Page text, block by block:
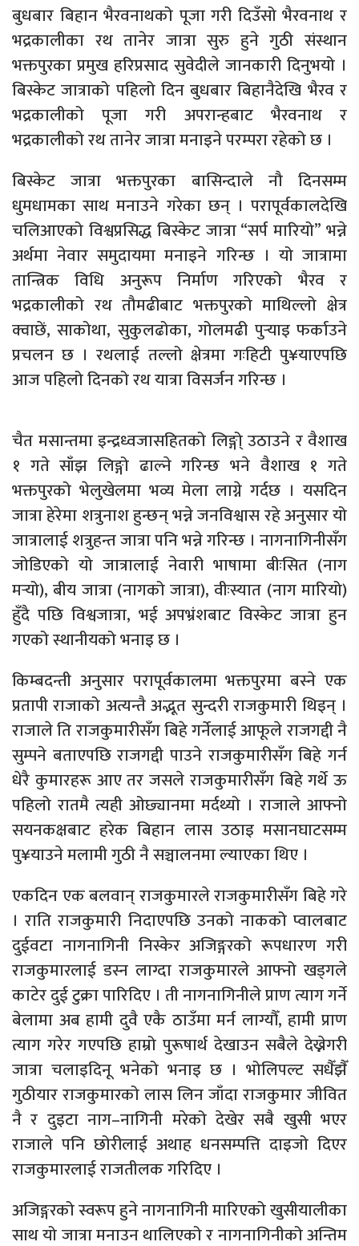
बुधबार बिहान भैरवनाथको पूजा गरी दिउँसो भैरवनाथ र
भद्रकालीका रथ तानेर जात्रा सुरु हुने गुठी संस्थान
भक्तपुरका प्रमुख हरिप्रसाद सुवेदीले जानकारी दिनुभयो ।
बिस्केट जात्राको पहिलो दिन बुधबार बिहानैदेखि भैरव र
भद्रकालीको पूजा गरी अपरान्हबाट भैरवनाथ र
भद्रकालीको रथ तानेर जात्रा मनाइने परम्परा रहेको छ ।
बिस्केट जात्रा भक्तपुरका बासिन्दाले नौ दिनसम्म
धुमधामका साथ मनाउने गरेका छन् । परापूर्वकालदेखि
चलिआएको विश्वप्रसिद्ध बिस्केट जात्रा “सर्प मारियो” भन्ने
अर्थमा नेवार समुदायमा मनाइने गरिन्छ । यो जात्रामा
तान्त्रिक विधि अनुरूप निर्माण गरिएको भैरव र
भद्रकालीको रथ तौमढीबाट भक्तपुरको माथिल्लो क्षेत्र
क्वाछें, साकोथा, सुकुलढोका, गोलमढी पुर्‍याइ फर्काउने
प्रचलन छ । रथलाई तल्लो क्षेत्रमा गःहिटी पु¥याएपछि
आज पहिलो दिनको रथ यात्रा विसर्जन गरिन्छ ।
चैत मसान्तमा इन्द्रध्वजासहितको लिङ्गो् उठाउने र वैशाख
१ गते साँझ लिङ्गो ढाल्ने गरिन्छ भने वैशाख १ गते
भक्तपुरको भेलुखेलमा भव्य मेला लाग्ने गर्दछ । यसदिन
जात्रा हेरेमा शत्रुनाश हुन्छन् भन्ने जनविश्वास रहे अनुसार यो
जात्रालाई शत्रुहन्त जात्रा पनि भन्ने गरिन्छ । नागनागिनीसँग
जोडिएको यो जात्रालाई नेवारी भाषामा बीःसित (नाग
मर्‍यो), बीय जात्रा (नागको जात्रा), वीःस्यात (नाग मारियो)
हुँदै पछि विश्वजात्रा, भई अपभ्रंशबाट विस्केट जात्रा हुन
गएको स्थानीयको भनाइ छ ।
किम्बदन्ती अनुसार परापूर्वकालमा भक्तपुरमा बस्ने एक
प्रतापी राजाको अत्यन्तै अद्भूत सुन्दरी राजकुमारी थिइन् ।
राजाले ति राजकुमारीसँग बिहे गर्नेलाई आफूले राजगद्दी नै
सुम्पने बताएपछि राजगद्दी पाउने राजकुमारीसँग बिहे गर्न
धेरै कुमारहरू आए तर जसले राजकुमारीसँग बिहे गर्थे ऊ
पहिलो रातमै त्यही ओछ्यानमा मर्दथ्यो । राजाले आफ्नो
सयनकक्षबाट हरेक बिहान लास उठाइ मसानघाटसम्म
पु¥याउने मलामी गुठी नै सञ्चालनमा ल्याएका थिए ।
एकदिन एक बलवान् राजकुमारले राजकुमारीसँग बिहे गरे
। राति राजकुमारी निदाएपछि उनको नाकको प्वालबाट
दुईवटा नागनागिनी निस्केर अजिङ्गरको रूपधारण गरी
राजकुमारलाई डस्न लाग्दा राजकुमारले आफ्नो खड्गले
काटेर दुई टुक्रा पारिदिए । ती नागनागिनीले प्राण त्याग गर्ने
बेलामा अब हामी दुवै एकै ठाउँमा मर्न लाग्यौँ, हामी प्राण
त्याग गरेर गएपछि हाम्रो पुरूषार्थ देखाउन सबैले देख्नेगरी
जात्रा चलाइदिनू भनेको भनाइ छ । भोलिपल्ट सधैँझैँ
गुठीयार राजकुमारको लास लिन जाँदा राजकुमार जीवित
नै र दुइटा नाग–नागिनी मरेको देखेर सबै खुसी भएर
राजाले पनि छोरीलाई अथाह धनसम्पत्ति दाइजो दिएर
राजकुमारलाई राजतीलक गरिदिए ।
अजिङ्गरको स्वरूप हुने नागनागिनी मारिएको खुसीयालीका
साथ यो जात्रा मनाउन थालिएको र नागनागिनीको अन्तिम